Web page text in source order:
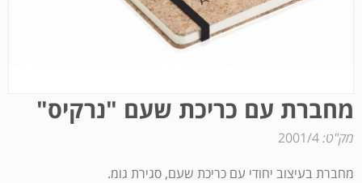
מחברת עם כריכת שעם "נרקיס"
מק"ט: 2001/4
מחברת בעיצוב יחודי עם כריכת שעם, סגירת גומ.